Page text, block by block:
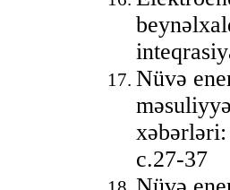
Nüvə
с.27-37